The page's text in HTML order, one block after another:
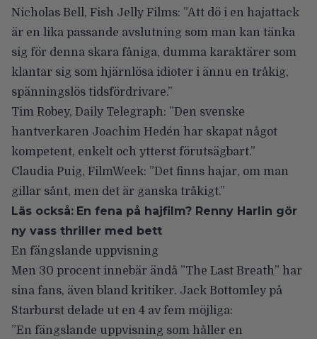
Nicholas Bell, Fish Jelly Films: ”Att dö i en hajattack
är en lika passande avslutning som man kan tänka
sig för denna skara fåniga, dumma karaktärer som
klantar sig som hjärnlösa idioter i ännu en tråkig,
spänningslös tidsfördrivare.”
Tim Robey, Daily Telegraph: ”Den svenske
hantverkaren Joachim Hedén har skapat något
kompetent, enkelt och ytterst förutsägbart.”
Claudia Puig, FilmWeek: ”Det finns hajar, om man
gillar sånt, men det är ganska tråkigt.”
Läs också: En fena på hajfilm? Renny Harlin gör
ny vass thriller med bett
En fängslande uppvisning
Men 30 procent innebär ändå ”The Last Breath” har
sina fans, även bland kritiker. Jack Bottomley på
Starburst delade ut en 4 av fem möjliga:
”En fängslande uppvisning som håller en